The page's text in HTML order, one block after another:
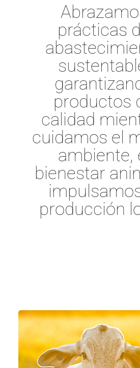
prácticas
productos
calidad
cuidamos el
ambiente,
bienestar
producción